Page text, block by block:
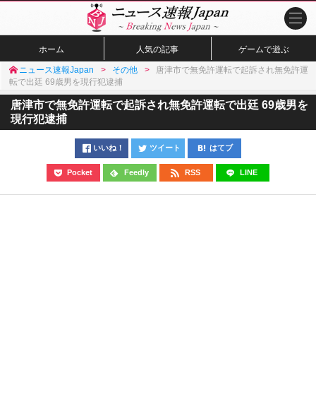
ホーム 人気の記事 ゲームで遊ぶ
ニュース速報Japan その他
唐津市で無免許運転で起訴され無免許運
転で出廷 69歳男を現行犯逮捕
唐津市で無免許運転で起訴され無免許運転で出廷 69歳男を
現行犯逮捕
いいね！ ツイート はてブ
Pocket Feedly RSS LINE